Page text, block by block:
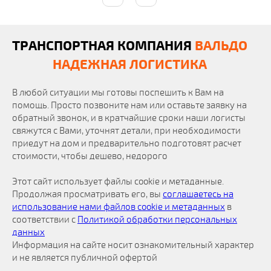
ТРАНСПОРТНАЯ КОМПАНИЯ ВАЛЬДО
НАДЕЖНАЯ ЛОГИСТИКА
В любой ситуации мы готовы поспешить к Вам на
помощь. Просто позвоните нам или оставьте заявку на
обратный звонок, и в кратчайшие сроки наши логисты
свяжутся с Вами, уточнят детали, при необходимости
приедут на дом и предварительно подготовят расчет
стоимости, чтобы дешево, недорого
Этот сайт использует файлы cookie и метаданные.
Продолжая просматривать его, вы соглашаетесь на
использование нами файлов cookie и метаданных в
соответствии с Политикой обработки персональных
данных
Информация на сайте носит ознакомительный характер
и не является публичной офертой